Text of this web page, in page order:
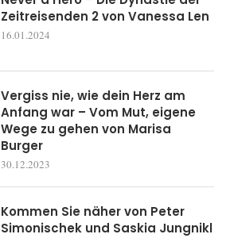
Zeitreisenden 2 von Vanessa Len
16.01.2024
Vergiss nie, wie dein Herz am
Anfang war – Vom Mut, eigene
Wege zu gehen von Marisa
Burger
30.12.2023
Kommen Sie näher von Peter
Simonischek und Saskia Jungnikl